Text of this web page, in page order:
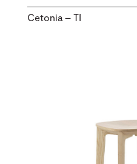
Cetonia – TI